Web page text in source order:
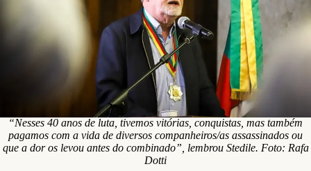
“Nesses 40 anos de luta, tivemos vitórias, conquistas, mas também
pagamos com a vida de diversos companheiros/as assassinados ou
que a dor os levou antes do combinado”, lembrou Stedile. Foto: Rafa
Dotti